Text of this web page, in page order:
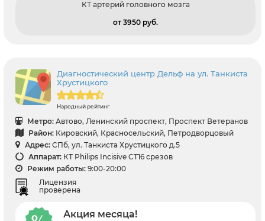
КТ артерий головного мозга
от 3950 pуб.
Диагностический центр Дельф на ул. Танкиста
Хрустицкого
Народный рейтинг
Метро: Автово, Ленинский проспект, Проспект Ветеранов
Район: Кировский, Красносельский, Петродворцовый
Адрес: СПб, ул. Танкиста Хрустицкого д.5
Аппарат: КТ Philips Incisive CT16 срезов
Режим работы: 9:00-20:00
Лицензия
проверена
Акция месяца!